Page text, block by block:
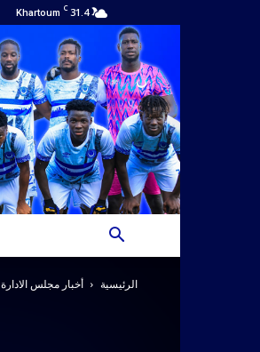
31.4
C
Khartoum
الرئيسية أخبار مجلس الادارة